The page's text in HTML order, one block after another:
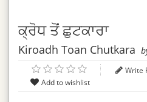
ਕ੍ਰੋਧ ਤੋਂ ਛੁਟਕਾਰਾ
Kiroadh Toan Chutkara
Write